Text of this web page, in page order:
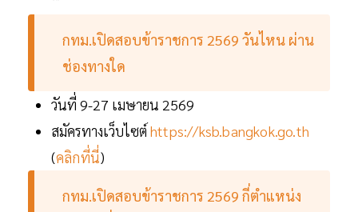
กทม.เปิดสอบข้าราชการ 2569 วันไหน ผ่าน
ช่องทางใด
วันที่ 9-27 เมษายน 2569
สมัครทางเว็บไซต์ https://ksb.bangkok.go.th
(คลิกที่นี่)
กทม.เปิดสอบข้าราชการ 2569 กี่ตำแหน่ง